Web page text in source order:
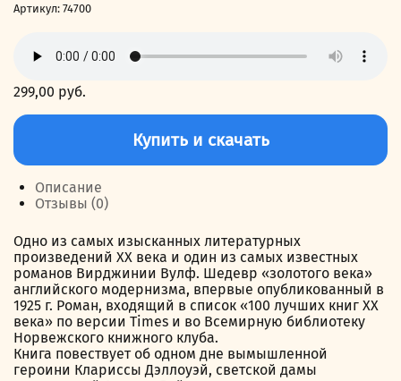
Артикул: 74700
299,00 руб.
Количество
Миссис
Дэллоуэй
Купить и скачать
Описание
Отзывы (0)
Одно из самых изысканных литературных
произведений ХХ века и один из самых известных
романов Вирджинии Вулф. Шедевр «золотого века»
английского модернизма, впервые опубликованный в
1925 г. Роман, входящий в список «100 лучших книг ХХ
века» по версии Times и во Всемирную библиотеку
Норвежского книжного клуба.
Книга повествует об одном дне вымышленной
героини Клариссы Дэллоуэй, светской дамы